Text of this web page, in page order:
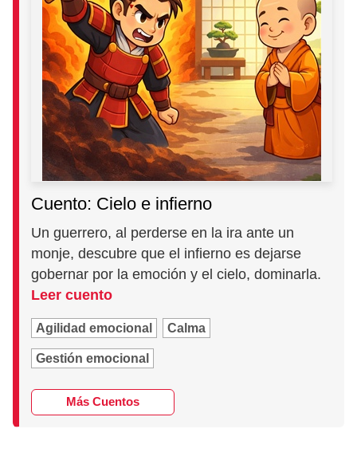
Cuento: Cielo e infierno
Un guerrero, al perderse en la ira ante un
monje, descubre que el infierno es dejarse
gobernar por la emoción y el cielo, dominarla.
Leer cuento
Agilidad emocional Calma
Gestión emocional
Más Cuentos